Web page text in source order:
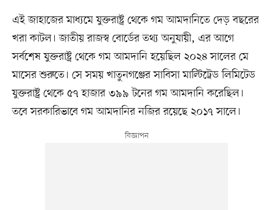
এই জাহাজের মাধ্যমে যুক্তরাষ্ট্র থেকে গম আমদানিতে দেড় বছরের
খরা কাটল। জাতীয় রাজস্ব বোর্ডের তথ্য অনুযায়ী, এর আগে
সর্বশেষ যুক্তরাষ্ট্র থেকে গম আমদানি হয়েছিল ২০২৪ সালের মে
মাসের শুরুতে। সে সময় খাতুনগঞ্জের সাবিসা মাল্টিট্রেড লিমিটেড
যুক্তরাষ্ট্র থেকে ৫৭ হাজার ৩৯৯ টনের গম আমদানি করেছিল।
তবে সরকারিভাবে গম আমদানির নজির রয়েছে ২০১৭ সালে।